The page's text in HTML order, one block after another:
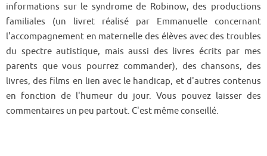
informations sur le syndrome de Robinow, des productions
familiales (un livret réalisé par Emmanuelle concernant
l'accompagnement en maternelle des élèves avec des troubles
du spectre autistique, mais aussi des livres écrits par mes
parents que vous pourrez commander), des chansons, des
livres, des films en lien avec le handicap, et d'autres contenus
en fonction de l'humeur du jour. Vous pouvez laisser des
commentaires un peu partout. C'est même conseillé.